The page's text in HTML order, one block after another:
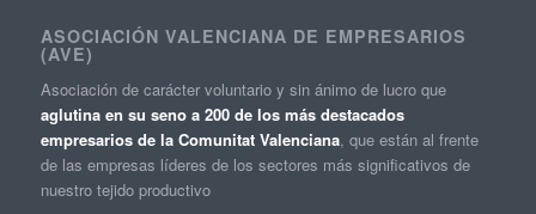
ASOCIACIÓN VALENCIANA DE EMPRESARIOS
(AVE)
Asociación de carácter voluntario y sin ánimo de lucro que
aglutina en su seno a 200 de los más destacados
empresarios de la Comunitat Valenciana, que están al frente
de las empresas líderes de los sectores más significativos de
nuestro tejido productivo